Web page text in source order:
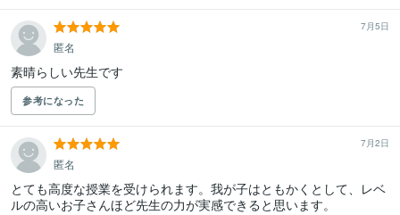
7月5日
匿名
素晴らしい先生です
参考になった
7月2日
匿名
とても高度な授業を受けられます。我が子はともかくとして、レベ
ルの高いお子さんほど先生の力が実感できると思います。